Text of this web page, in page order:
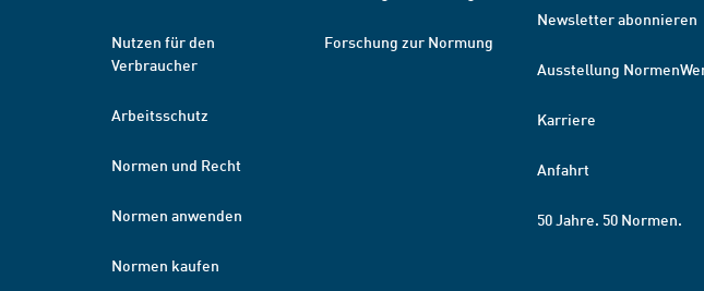
Nutzen für den
Verbraucher
Arbeitsschutz
Normen und Recht
Normen anwenden
Normen kaufen
Forschung zur Normung
Newsletter abonnieren
Ausstellung
Karriere
Anfahrt
50 Jahre. 50 Normen.